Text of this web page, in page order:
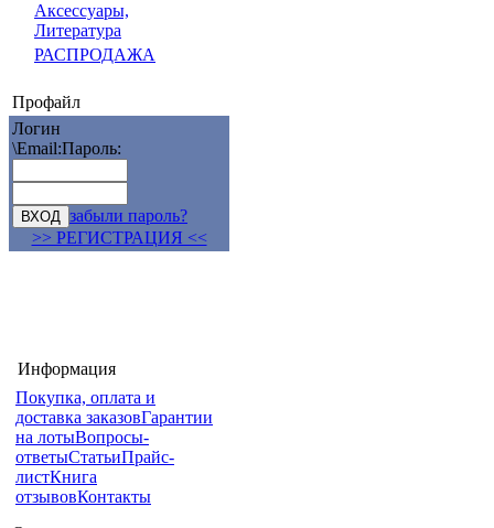
Аксессуары,
Литература
РАСПРОДАЖА
Профайл
Логин
\Email:Пароль:
забыли пароль?
>> РЕГИСТРАЦИЯ <<
Информация
Покупка, оплата и
доставка заказовГарантии
на лотыВопросы-
ответыСтатьиПрайс-
листКнига
отзывовКонтакты